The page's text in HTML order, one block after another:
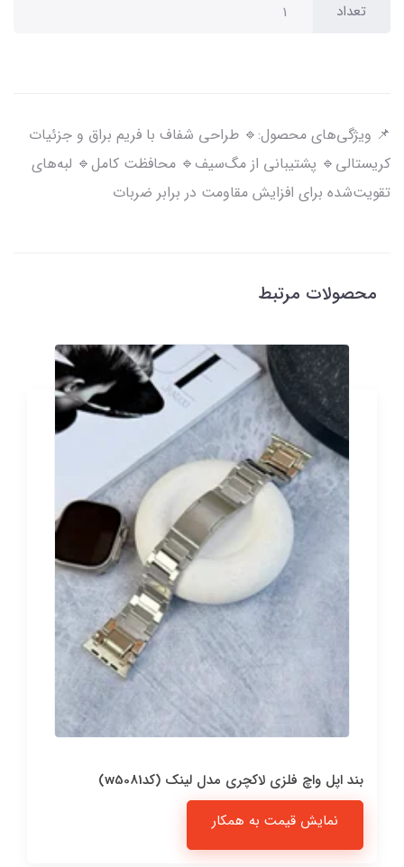
تعداد
📌 ویژگی‌های محصول:🔹 طراحی شفاف با فریم براق و جزئیات
کریستالی🔹 پشتیبانی از مگ‌سیف🔹 محافظت کامل🔹 لبه‌های
تقویت‌شده برای افزایش مقاومت در برابر ضربات
محصولات مرتبط
بند اپل واچ فلزی لاکچری مدل لینک (کدw5081)
نمایش قیمت به همکار